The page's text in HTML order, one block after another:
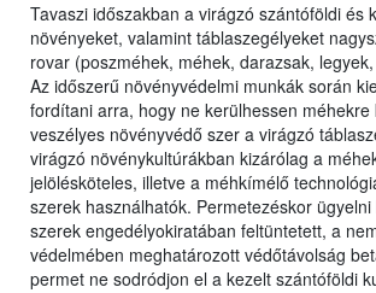
Tavaszi időszakban a virágzó szántóföldi és
növényeket, valamint táblaszegélyeket
rovar (poszméhek, méhek, darazsak,
Az időszerű növényvédelmi munkák során
fordítani arra, hogy ne kerülhessen méhekre
veszélyes növényvédő szer a virágzó
virágzó növénykultúrákban kizárólag a
jelölésköteles, illetve a méhkímélő
szerek használhatók. Permetezéskor
szerek engedélyokiratában feltüntetett, a
védelmében meghatározott védőtávolság
permet ne sodródjon el a kezelt szántóföldi